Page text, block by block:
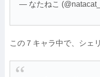
— なたねこ
この７キャラ中で、シェ